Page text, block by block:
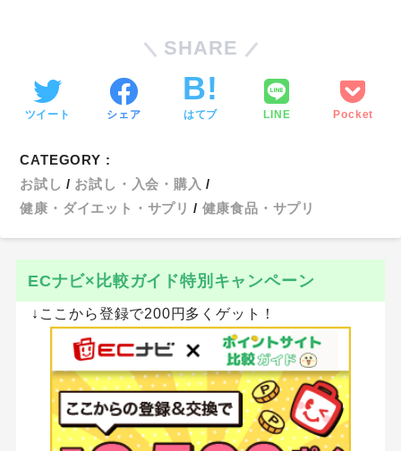
SHARE
ツイート シェア はてブ LINE Pocket
CATEGORY :
お試し
お試し・入会・購入
健康・ダイエット・サプリ
健康食品・サプリ
ECナビ×比較ガイド特別キャンペーン
↓ここから登録で200円多くゲット！